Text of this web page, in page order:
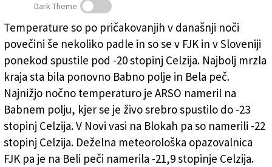
Ponekod pri nas davi prava Sibirija
Dark Theme
Temperature so po pričakovanjih v današnji noči
povečini še nekoliko padle in so se v FJK in v Sloveniji
ponekod spustile pod -20 stopinj Celzija. Najbolj mrzla
kraja sta bila ponovno Babno polje in Bela peč.
Najnižjo nočno temperaturo je ARSO nameril na
Babnem polju, kjer se je živo srebro spustilo do -23
stopinj Celzija. V Novi vasi na Blokah pa so namerili -22
stopinj Celzija. Deželna meteorološka opazovalnica
FJK pa je na Beli peči namerila -21,9 stopinje Celzija.